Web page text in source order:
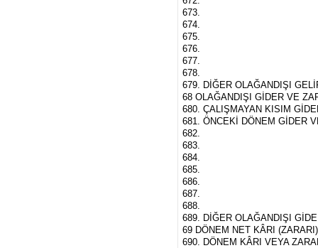
673.
674.
675.
676.
677.
678.
679. DİĞER OLAĞANDIŞI
68 OLAĞANDIŞI GİDER VE
680. ÇALIŞMAYAN KISIM
681. ÖNCEKİ DÖNEM GİDER
682.
683.
684.
685.
686.
687.
688.
689. DİĞER OLAĞANDIŞI
69 DÖNEM NET KÂRI (ZARARI)
690. DÖNEM KÂRI VEYA